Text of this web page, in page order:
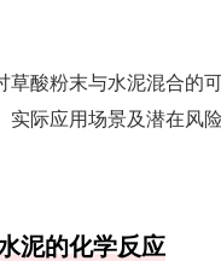
草酸粉末与水泥混合的
实际应用场景及潜在风
泥的化学反应